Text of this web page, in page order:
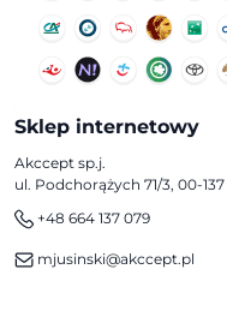
Sklep internetowy
Akccept sp.j.
ul. Podchorążych 71/3, 00-
+48 664 137 079
mjusinski@akccept.pl